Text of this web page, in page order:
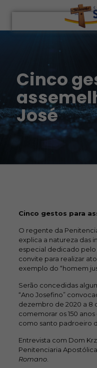
Cinco
José
Cinco gestos para
O regente da
explica a natureza das
especial dedicado pelo
convite para realizar
exemplo do “homem
Serão concedidas
“Ano Josefino”
dezembro de 2020 a 8
comemorar os 150
como santo padroeiro
Entrevista com Dom
Penitenciaria
Romano.